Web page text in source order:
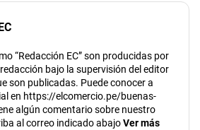
“Redacción EC” son producidas por
bajo la supervisión del editor
son publicadas. Puede conocer a
en https://elcomercio.pe/buenas-
algún comentario sobre nuestro
al correo indicado abajoVer más